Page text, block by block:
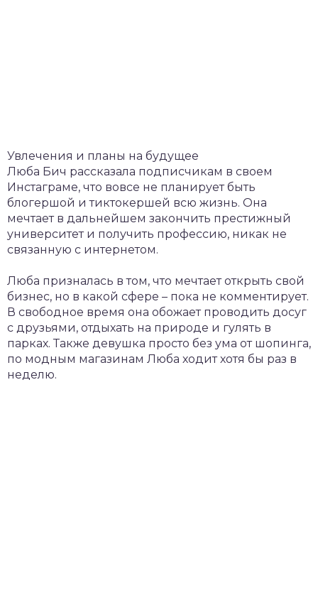
Увлечения и планы на будущее
Люба Бич рассказала подписчикам в своем
Инстаграме, что вовсе не планирует быть
блогершой и тиктокершей всю жизнь. Она
мечтает в дальнейшем закончить престижный
университет и получить профессию, никак не
связанную с интернетом.
Люба призналась в том, что мечтает открыть свой
бизнес, но в какой сфере – пока не комментирует.
В свободное время она обожает проводить досуг
с друзьями, отдыхать на природе и гулять в
парках. Также девушка просто без ума от шопинга,
по модным магазинам Люба ходит хотя бы раз в
неделю.